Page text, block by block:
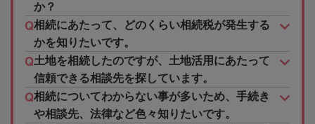
か？
相続にあたって、どのくらい相続税が発生する
かを知りたいです。
土地を相続したのですが、土地活用にあたって
信頼できる相談先を探しています。
相続についてわからない事が多いため、手続き
や相談先、法律など色々知りたいです。